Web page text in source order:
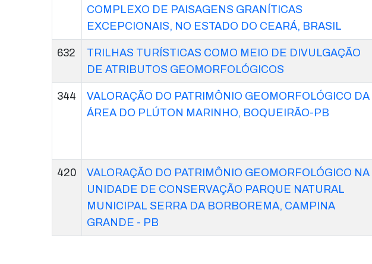
COMPLEXO DE PAISAGENS GRANÍTICAS
EXCEPCIONAIS, NO ESTADO DO CEARÁ, BRASIL
632
TRILHAS TURÍSTICAS COMO MEIO DE DIVULGAÇÃO
DE ATRIBUTOS GEOMORFOLÓGICOS
344
VALORAÇÃO DO PATRIMÔNIO GEOMORFOLÓGICO DA
ÁREA DO PLÚTON MARINHO, BOQUEIRÃO-PB
420
VALORAÇÃO DO PATRIMÔNIO GEOMORFOLÓGICO NA
UNIDADE DE CONSERVAÇÃO PARQUE NATURAL
MUNICIPAL SERRA DA BORBOREMA, CAMPINA
GRANDE - PB